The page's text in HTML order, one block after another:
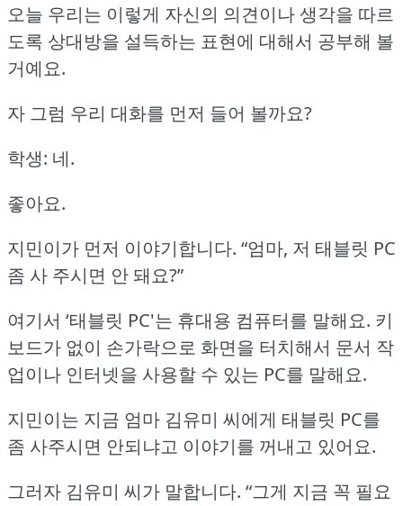
오늘 우리는 이렇게 자신의 의견이나 생각을 따르
도록 상대방을 설득하는 표현에 대해서 공부해 볼
거예요.
자 그럼 우리 대화를 먼저 들어 볼까요?
학생: 네.
좋아요.
지민이가 먼저 이야기합니다. “엄마, 저 태블릿 PC
좀 사 주시면 안 돼요?”
여기서 ‘태블릿 PC'는 휴대용 컴퓨터를 말해요. 키
보드가 없이 손가락으로 화면을 터치해서 문서 작
업이나 인터넷을 사용할 수 있는 PC를 말해요.
지민이는 지금 엄마 김유미 씨에게 태블릿 PC를
좀 사주시면 안되냐고 이야기를 꺼내고 있어요.
그러자 김유미 씨가 말합니다. “그게 지금 꼭 필요